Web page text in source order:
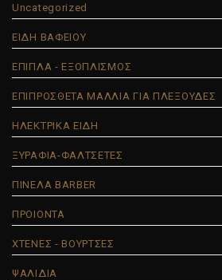
Uncategorized
ΕΙΔΗ ΒΑΦΕΙΟΥ
ΕΠΙΠΛΑ - ΕΞΟΠΛΙΣΜΟΣ
ΕΠΙΠΡΟΣΘΕΤΑ ΜΑΛΛΙΑ ΓΙΑ ΠΛΕΞΟΥΔΕΣ
ΗΛΕΚΤΡΙΚΑ ΕΙΔΗ
ΞΥΡΑΦΙΑ-ΦΑΛΤΣΕΤΕΣ
ΠΙΝΕΛΑ BARBER
ΠΡΟΙΟΝΤΑ
ΧΤΕΝΕΣ - ΒΟΥΡΤΣΕΣ
ΨΑΛΙΔΙΑ